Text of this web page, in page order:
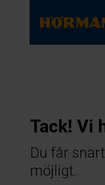
Tack! Vi
Du får
möjligt.